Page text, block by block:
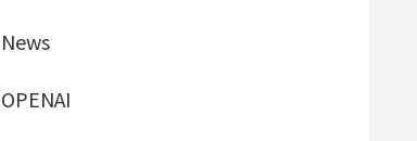
News
OPENAI